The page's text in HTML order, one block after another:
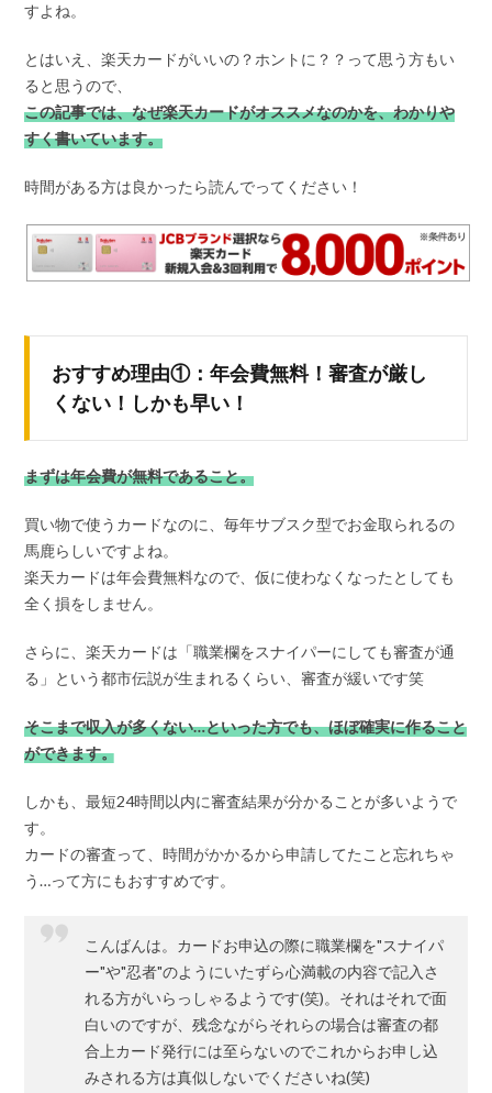
すよね。
とはいえ、楽天カードがいいの？ホントに？？って思う方もい
ると思うので、
この記事では、なぜ楽天カードがオススメなのかを、わかりや
すく書いています。
時間がある方は良かったら読んでってください！
おすすめ理由①：年会費無料！審査が厳し
くない！しかも早い！
まずは年会費が無料であること。
買い物で使うカードなのに、毎年サブスク型でお金取られるの
馬鹿らしいですよね。
楽天カードは年会費無料なので、仮に使わなくなったとしても
全く損をしません。
さらに、楽天カードは「職業欄をスナイパーにしても審査が通
る」という都市伝説が生まれるくらい、審査が緩いです笑
そこまで収入が多くない…といった方でも、ほぼ確実に作ること
ができます。
しかも、最短24時間以内に審査結果が分かることが多いようで
す。
カードの審査って、時間がかかるから申請してたこと忘れちゃ
う…って方にもおすすめです。
こんばんは。カードお申込の際に職業欄を"スナイパ
ー"や"忍者"のようにいたずら心満載の内容で記入さ
れる方がいらっしゃるようです(笑)。それはそれで面
白いのですが、残念ながらそれらの場合は審査の都
合上カード発行には至らないのでこれからお申し込
みされる方は真似しないでくださいね(笑)